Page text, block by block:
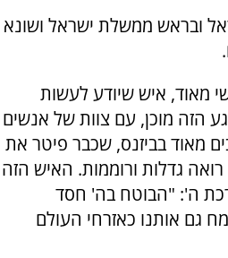
ובראש ממשלת ישראל ושונא
מאוד, איש שיודע לעשות
הזה מוכן, עם צוות של אנשים
מאוד בביזנס, שכבר פיטר את
גדלות ורוממות. האיש הזה
ה': "הבוטח בה' חסד
גם אותנו כאזרחי העולם